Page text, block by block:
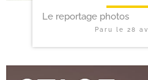
Le reportage photos
Paru le 28